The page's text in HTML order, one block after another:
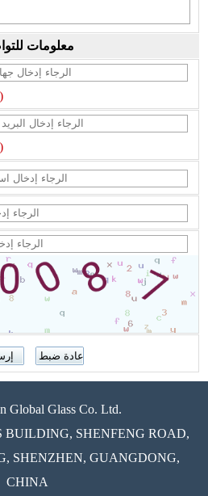
معلومات
(* تطلب )
(* تطلب )
Global Glass Co. Ltd.
BUILDING, SHENFENG ROAD,
SHENZHEN, GUANGDONG,
CHINA